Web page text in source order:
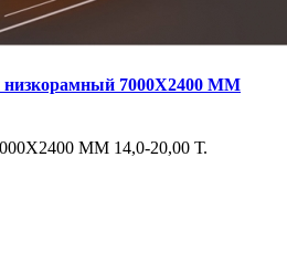
низкорамный 7000Х2400 ММ
ММ 14,0-20,00 Т.